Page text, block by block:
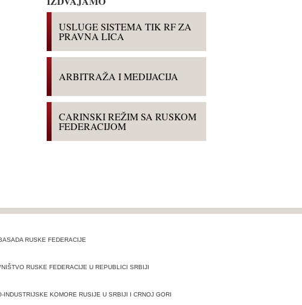
USLUGE SISTEMA TIK RF ZA
PRAVNA LICA
ARBITRAŽA I MEDIJACIJA
CARINSKI REŽIM SA RUSKOM
FEDERACIJOM
RUSKE FEDERACIJE
RUSKE FEDERACIJE U REPUBLICI SRBIJI
INDUSTRIJSKE KOMORE RUSIJE U SRBIJI I CRNOJ GORI